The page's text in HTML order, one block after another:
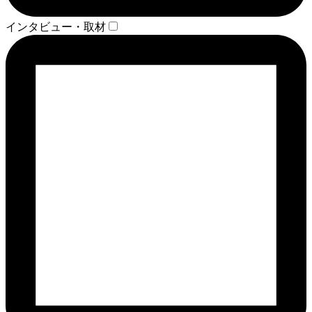
インタビュー・取材